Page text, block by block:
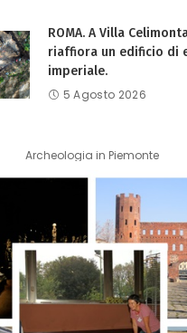
ROMA. A Villa
riaffiora un edificio di
imperiale.
5 Agosto 2026
Archeologia in Piemonte